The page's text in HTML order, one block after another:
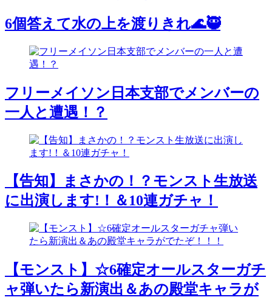
6個答えて水の上を渡りきれ🌊🥷
フリーメイソン日本支部でメンバーの
一人と遭遇！？
【告知】まさかの！？モンスト生放送
に出演します!！＆10連ガチャ！
【モンスト】☆6確定オールスターガチ
ャ弾いたら新演出＆あの殿堂キャラが